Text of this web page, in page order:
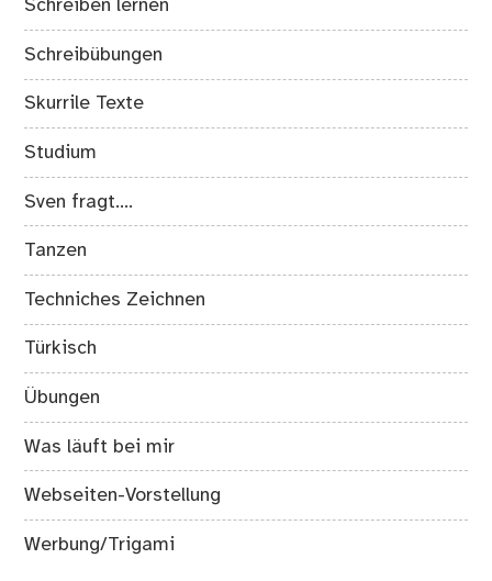
Schreiben lernen
Schreibübungen
Skurrile Texte
Studium
Sven fragt….
Tanzen
Techniches Zeichnen
Türkisch
Übungen
Was läuft bei mir
Webseiten-Vorstellung
Werbung/Trigami